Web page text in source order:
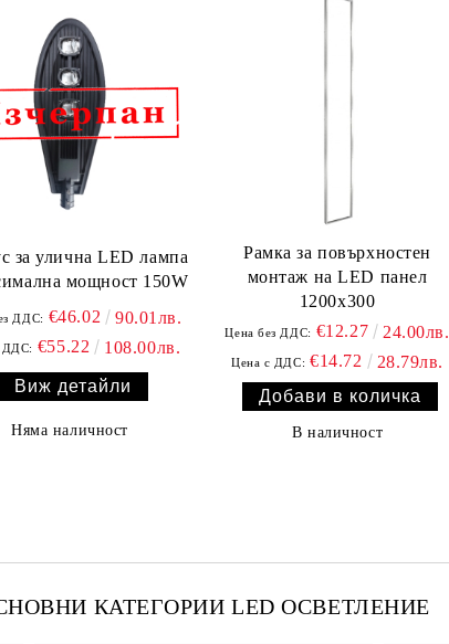
за улична LED лампа
мощност 150W
ДДС: €46.02 90.01лв.
ДДС: €55.22 108.00лв.
Виж детайли
Няма наличност
Рамка за повърхностен
монтаж на LED панел
1200х300
Цена без ДДС: €12.27 24.00лв.
Цена с ДДС: €14.72 28.79лв.
В наличност
КАТЕГОРИИ LED ОСВЕТЛЕНИЕ